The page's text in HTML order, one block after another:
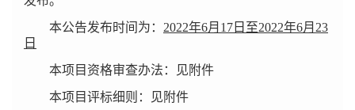
本公告发布时间为： 2022年6月17日至2022年6月23
日
本项目资格审查办法：见附件
本项目评标细则：见附件